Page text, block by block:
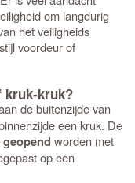
om langdurig
het veiligheids
voordeur of
kruk-kruk?
de buitenzijde van
een kruk. De
geopend worden met
op een